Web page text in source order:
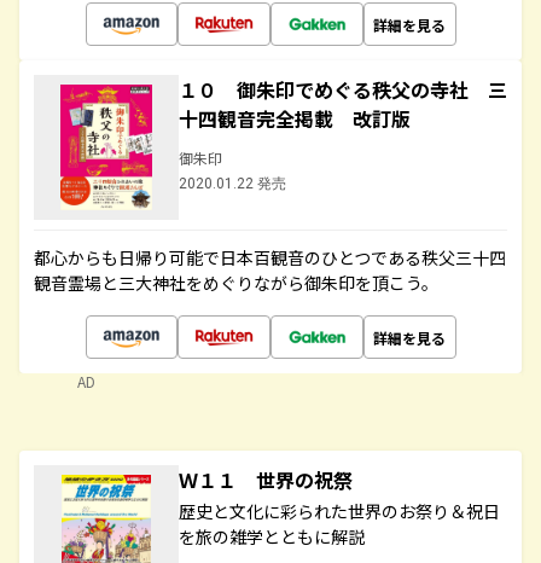
詳細を見る
１０ 御朱印でめぐる秩父の寺社 三
十四観音完全掲載 改訂版
御朱印
2020.01.22 発売
都心からも日帰り可能で日本百観音のひとつである秩父三十四
観音霊場と三大神社をめぐりながら御朱印を頂こう。
詳細を見る
AD
Ｗ１１ 世界の祝祭
歴史と文化に彩られた世界のお祭り＆祝日
を旅の雑学とともに解説